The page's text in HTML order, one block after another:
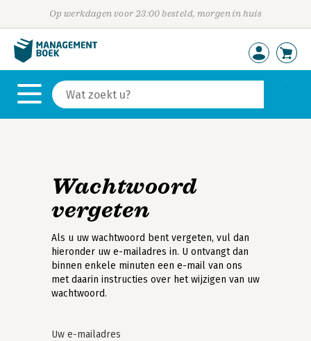
Op werkdagen voor 23:00 besteld, morgen in huis
Wachtwoord
vergeten
Als u uw wachtwoord bent vergeten, vul dan
hieronder uw e-mailadres in. U ontvangt dan
binnen enkele minuten een e-mail van ons
met daarin instructies over het wijzigen van uw
wachtwoord.
Uw e-mailadres